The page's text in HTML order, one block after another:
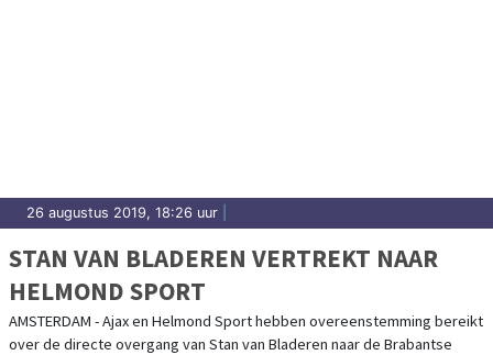
26 augustus 2019, 18:26 uur
STAN VAN BLADEREN VERTREKT NAAR
HELMOND SPORT
AMSTERDAM - Ajax en Helmond Sport hebben overeenstemming bereikt
over de directe overgang van Stan van Bladeren naar de Brabantse